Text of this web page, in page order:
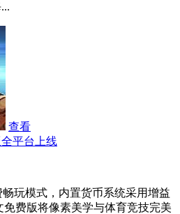
查看
平台上线
玩模式，内置货币系统采用增益
费版将像素美学与体育竞技完美